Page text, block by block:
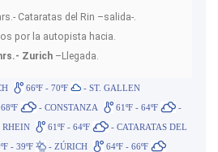
Cataratas del Rin –salida-.
por la autopista hacia.
Zurich –Llegada.
66ºF - 70ºF
- ST. GALLEN
68ºF
- CONSTANZA 61ºF - 64ºF
-
RHEIN
61ºF - 64ºF
- CATARATAS DEL
- 39ºF - ZÚRICH 64ºF - 66ºF